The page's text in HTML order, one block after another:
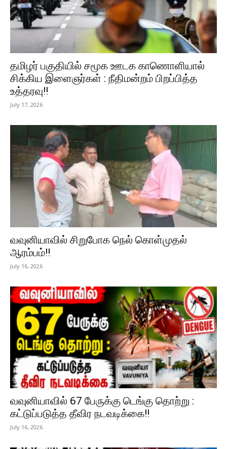
தமிழர் பகுதியில் சமூக ஊடக காணொளியால்
சிக்கிய இளைஞர்கள் : நீதிமன்றம் பிறப்பித்த
உத்தரவு!!
July 17, 2026
வவுனியாவில் சிறுபோக நெல் கொள்முதல்
ஆரம்பம்!!
July 16, 2026
வவுனியாவில் 67 பேருக்கு டெங்கு தொற்று :
கட்டுப்படுத்த தீவிர நடவடிக்கை!!
July 16, 2026